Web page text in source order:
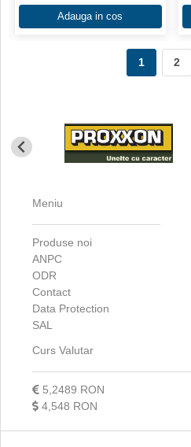
Adauga in cos
1 2
Meniu
Produse noi
ANPC
ODR
Contact
Data Protection
SAL
Curs Valutar
5,2489 RON
4,548 RON